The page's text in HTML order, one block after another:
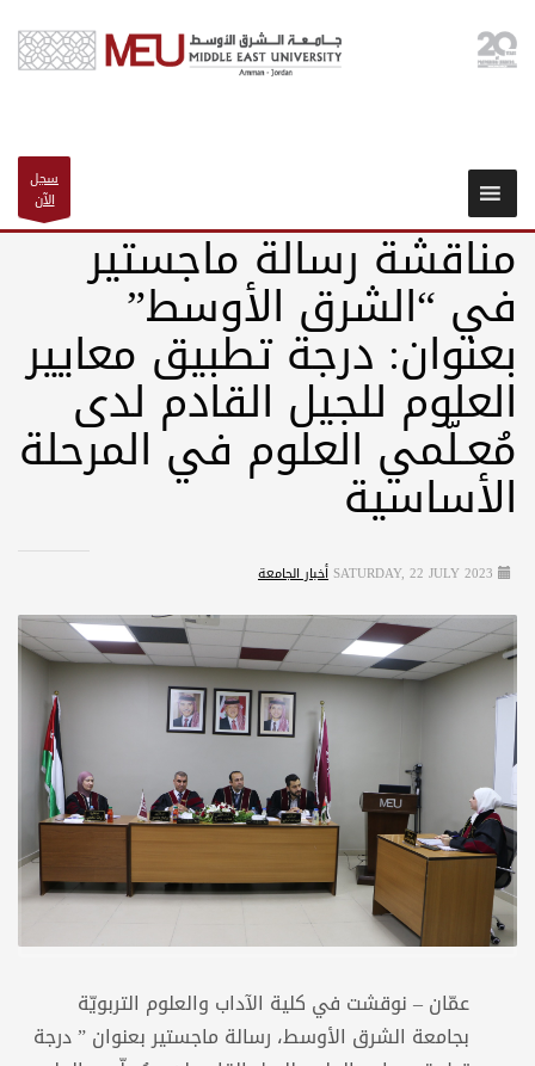
سجل
الآن
مناقشة رسالة ماجستير
في “الشرق الأوسط”
بعنوان: درجة تطبيق معايير
العلوم للجيل القادم لدى
مُعـلّمي العلوم في المرحلة
الأساسية
SATURDAY, 22 JULY 2023 أخبار الجامعة
عمّان – نوقشت في كلية الآداب والعلوم التربويّة
بجامعة الشرق الأوسط، رسالة ماجستير بعنوان ” درجة